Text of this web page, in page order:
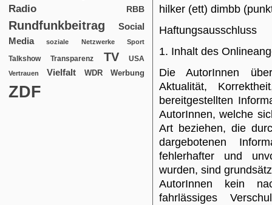
Radio RBB
Rundfunkbeitrag
Social
Media
soziale Netzwerke Sport
Talkshow Transparenz TV USA
Vertrauen Vielfalt WDR Werbung
ZDF
hilker (ett) dimbb
Haftungsausschluss
1. Inhalt des
Die AutorInnen
Aktualität,
bereitgestellten
AutorInnen, welche
Art beziehen, die
dargebotenen
fehlerhafter und
wurden, sind
AutorInnen kein
fahrlässiges